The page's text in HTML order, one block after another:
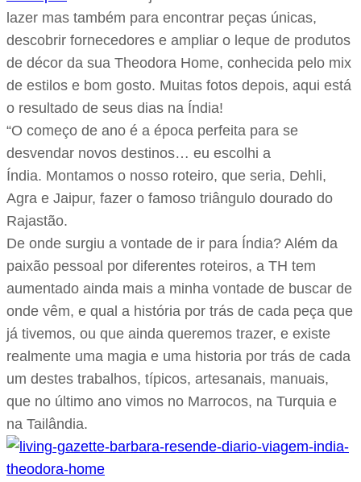
lazer mas também para encontrar peças únicas,
descobrir fornecedores e ampliar o leque de produtos
de décor da sua Theodora Home, conhecida pelo mix
de estilos e bom gosto. Muitas fotos depois, aqui está
o resultado de seus dias na Índia!
“O começo de ano é a época perfeita para se
desvendar novos destinos… eu escolhi a
Índia. Montamos o nosso roteiro, que seria, Dehli,
Agra e Jaipur, fazer o famoso triângulo dourado do
Rajastão.
De onde surgiu a vontade de ir para Índia? Além da
paixão pessoal por diferentes roteiros, a TH tem
aumentado ainda mais a minha vontade de buscar de
onde vêm, e qual a história por trás de cada peça que
já tivemos, ou que ainda queremos trazer, e existe
realmente uma magia e uma historia por trás de cada
um destes trabalhos, típicos, artesanais, manuais,
que no último ano vimos no Marrocos, na Turquia e
na Tailândia.